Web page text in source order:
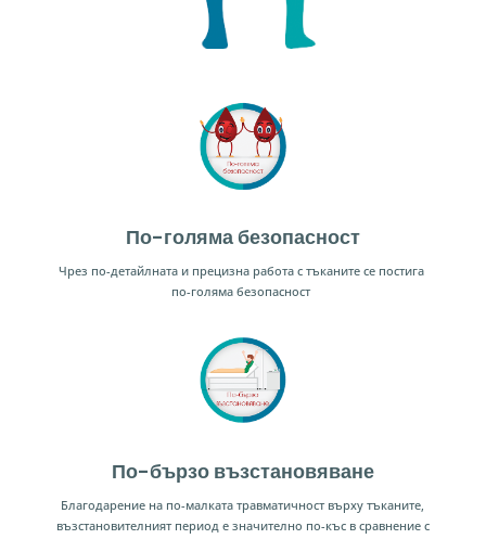
По-голяма безопасност
Чрез по-детайлната и прецизна работа с тъканите се постига
по-голяма безопасност
По-бързо възстановяване
Благодарение на по-малката травматичност върху тъканите,
възстановителният период е значително по-къс в сравнение с